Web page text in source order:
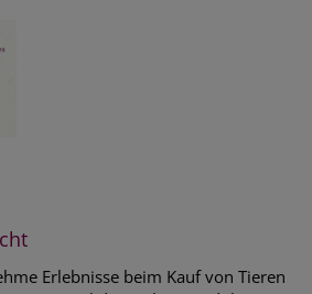
Erlebnisse beim Kauf von Tieren